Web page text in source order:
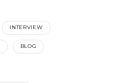
INTERVIEW
BLOG